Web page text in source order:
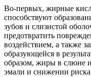
Во-первых, жирные
способствуют
зубов и слизистой
предотвратить
воздействием, а также
образующейся в
образом, жиры в слюне
эмали и снижении риска